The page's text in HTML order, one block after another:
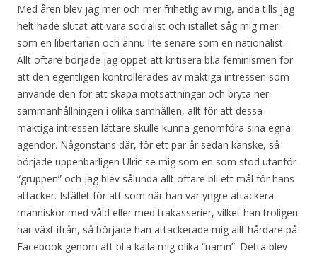
Med åren blev jag mer och mer frihetlig av mig, ända tills jag
helt hade slutat att vara socialist och istället såg mig mer
som en libertarian och ännu lite senare som en nationalist.
Allt oftare började jag öppet att kritisera bl.a feminismen för
att den egentligen kontrollerades av mäktiga intressen som
använde den för att skapa motsättningar och bryta ner
sammanhållningen i olika samhällen, allt för att dessa
mäktiga intressen lättare skulle kunna genomföra sina egna
agendor. Någonstans där, för ett par år sedan kanske, så
började uppenbarligen Ulric se mig som en som stod utanför
“gruppen” och jag blev sålunda allt oftare bli ett mål för hans
attacker. Istället för att som när han var yngre attackera
människor med våld eller med trakasserier, vilket han troligen
har växt ifrån, så började han attackerade mig allt hårdare på
Facebook genom att bl.a kalla mig olika “namn”. Detta blev